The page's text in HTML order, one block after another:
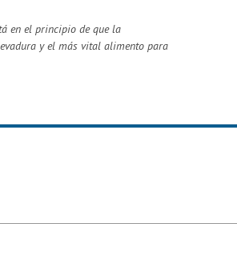
en el principio de que la
y el más vital alimento para